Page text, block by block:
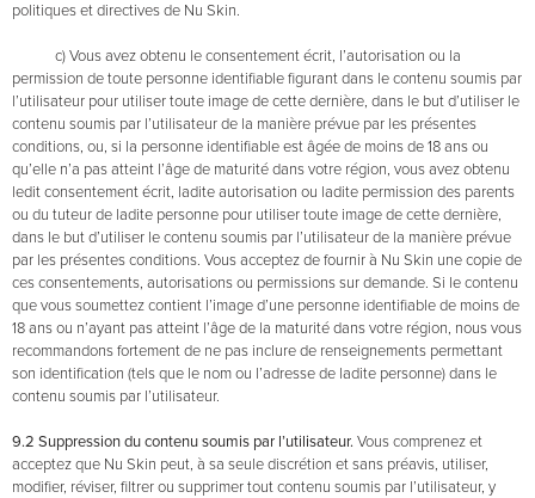
politiques et directives de Nu Skin.
c) Vous avez obtenu le consentement écrit, l’autorisation ou la
permission de toute personne identifiable figurant dans le contenu soumis par
l’utilisateur pour utiliser toute image de cette dernière, dans le but d’utiliser le
contenu soumis par l’utilisateur de la manière prévue par les présentes
conditions, ou, si la personne identifiable est âgée de moins de 18 ans ou
qu’elle n’a pas atteint l’âge de maturité dans votre région, vous avez obtenu
ledit consentement écrit, ladite autorisation ou ladite permission des parents
ou du tuteur de ladite personne pour utiliser toute image de cette dernière,
dans le but d’utiliser le contenu soumis par l’utilisateur de la manière prévue
par les présentes conditions. Vous acceptez de fournir à Nu Skin une copie de
ces consentements, autorisations ou permissions sur demande. Si le contenu
que vous soumettez contient l’image d’une personne identifiable de moins de
18 ans ou n’ayant pas atteint l’âge de la maturité dans votre région, nous vous
recommandons fortement de ne pas inclure de renseignements permettant
son identification (tels que le nom ou l’adresse de ladite personne) dans le
contenu soumis par l’utilisateur.
9.2 Suppression du contenu soumis par l’utilisateur. Vous comprenez et
acceptez que Nu Skin peut, à sa seule discrétion et sans préavis, utiliser,
modifier, réviser, filtrer ou supprimer tout contenu soumis par l’utilisateur, y